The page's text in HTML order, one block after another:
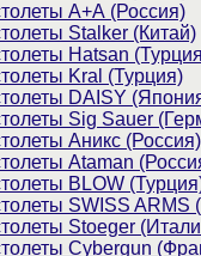
А+А (Россия)
Stalker (Китай)
Hatsan
Kral (Турция)
DAISY
Sig Sauer
Аникс (Россия)
Ataman
BLOW
SWISS
Stoeger
Cybergun